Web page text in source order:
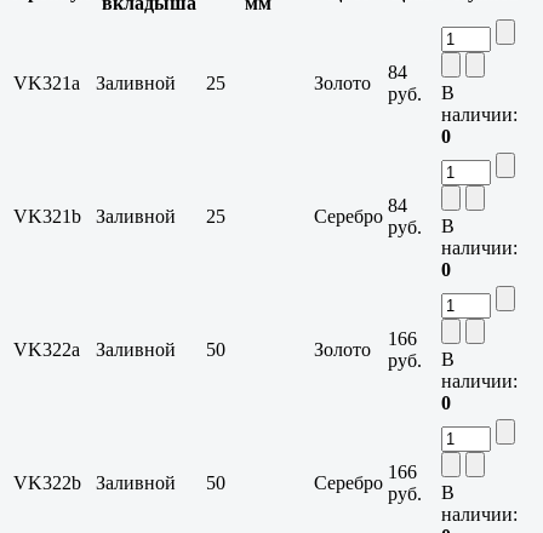
VK321a Заливной 25 Золото
84
руб.
В
наличии:
0
VK321b Заливной 25 Серебро
84
руб.
В
наличии:
0
VK322a Заливной 50 Золото
166
руб.
В
наличии:
0
VK322b Заливной 50 Серебро
166
руб.
В
наличии: